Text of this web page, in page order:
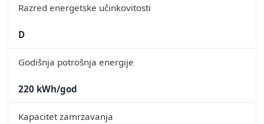
Razred energetske učinkovitosti
D
Godišnja potrošnja energije
220 kWh/god
Kapacitet zamrzavanja